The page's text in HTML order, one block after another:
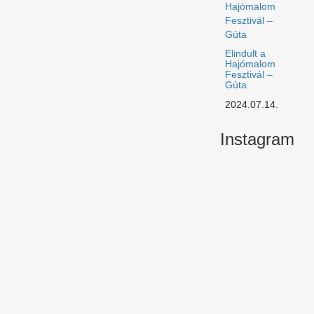
Elindult a
Hajómalom
Fesztivál –
Gúta
2024.07.14.
Instagram